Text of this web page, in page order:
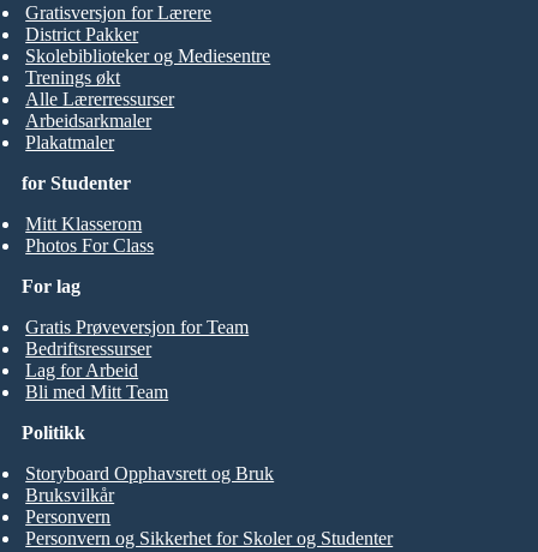
for Studenter
Mitt Klasserom
Photos For Class
Gratisversjon for Lærere
District Pakker
Skolebiblioteker og Mediesentre
Trenings økt
Alle Lærerressurser
Arbeidsarkmaler
Plakatmaler
For lag
Gratis Prøveversjon for Team
Bedriftsressurser
Lag for Arbeid
Bli med Mitt Team
Politikk
Storyboard Opphavsrett og Bruk
Bruksvilkår
Personvern
Personvern og Sikkerhet for Skoler og Studenter